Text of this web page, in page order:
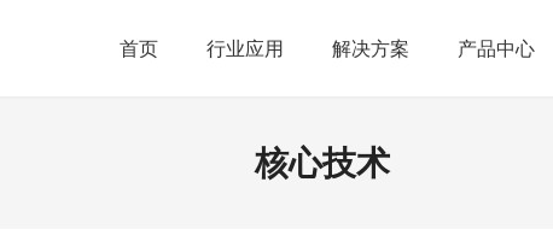
首页 行业应用 解决方案 产品中心
核心技术